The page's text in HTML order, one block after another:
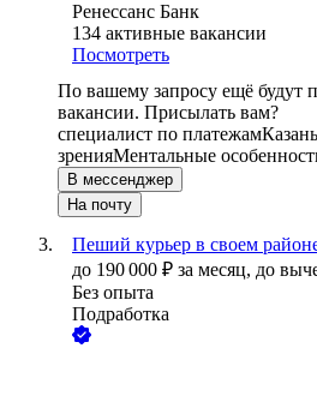
Ренессанс Банк
134 активные вакансии
Посмотреть
По вашему запросу ещё будут
вакансии. Присылать вам?
специалист по платежамКазань
зренияМентальные
В мессенджер
На почту
Пеший курьер в своем
до 190 000 ₽ за месяц, до
Без опыта
Подработка